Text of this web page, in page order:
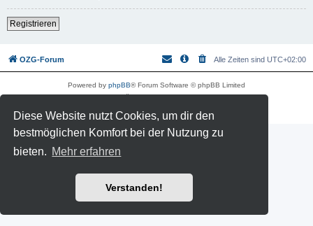
Diese Website nutzt Cookies, um dir den
bestmöglichen Komfort bei der Nutzung zu
bieten. Mehr erfahren
Verstanden!
Registrieren
OZG-Forum Alle Zeiten sind UTC+02:00
Powered by phpBB® Forum Software © phpBB Limited
Datenschutz |Nutzungsbedingungen